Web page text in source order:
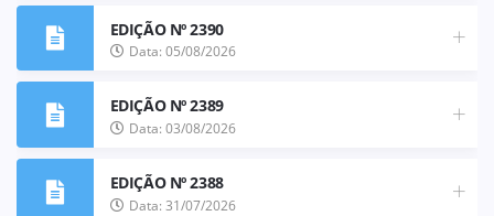
EDIÇÃO Nº 2390
Data: 05/08/2026
EDIÇÃO Nº 2389
Data: 03/08/2026
EDIÇÃO Nº 2388
Data: 31/07/2026